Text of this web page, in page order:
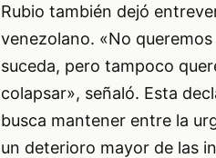
Rubio también dejó
venezolano. «No
suceda, pero tampoco
colapsar», señaló. Esta
busca mantener entre la
un deterioro mayor de las